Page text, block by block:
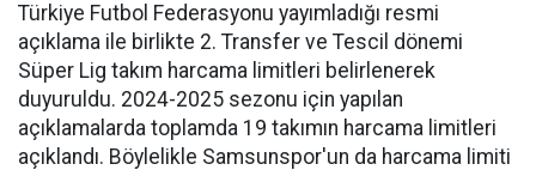
Türkiye Futbol Federasyonu yayımladığı resmi
açıklama ile birlikte 2. Transfer ve Tescil dönemi
Süper Lig takım harcama limitleri belirlenerek
duyuruldu. 2024-2025 sezonu için yapılan
açıklamalarda toplamda 19 takımın harcama limitleri
açıklandı. Böylelikle Samsunspor'un da harcama limiti